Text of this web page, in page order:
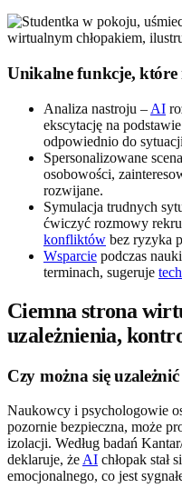
Unikalne funkcje, które
Analiza nastroju – AI
ekscytację na
odpowiednio do
Spersonalizowane
osobowości,
rozwijane.
Symulacja trudnych
ćwiczyć rozmowy
konfliktów bez ryzyka
Wsparcie podczas
terminach, sugeruje
Ciemna strona
uzależnienia,
Czy można się
Naukowcy i psychologowie
pozornie bezpieczna, może
izolacji. Według badań
deklaruje, żeAI chłopak stał
emocjonalnego, co jest